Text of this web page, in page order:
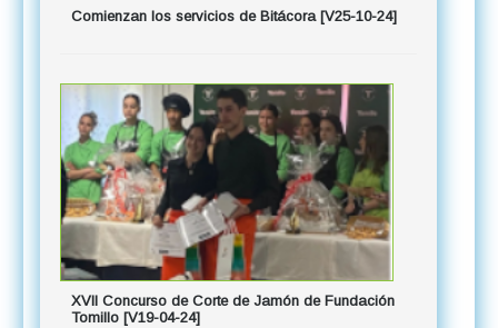
Comienzan los servicios de Bitácora [V25-10-24]
XVII Concurso de Corte de Jamón de Fundación
Tomillo [V19-04-24]